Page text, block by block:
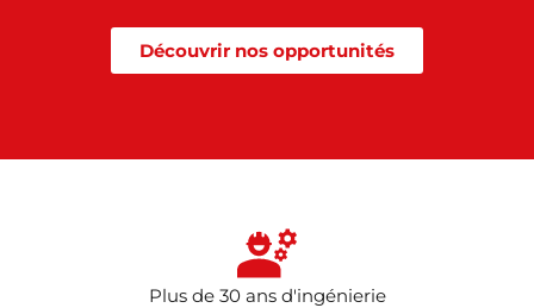
Découvrir nos opportunités
Plus de 30 ans d'ingénierie